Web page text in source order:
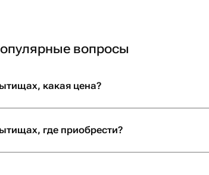
вопросы
какая цена?
где приобрести?